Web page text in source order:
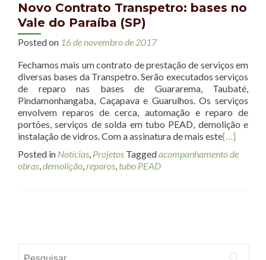
Novo Contrato Transpetro: bases no
Vale do Paraíba (SP)
Posted on 16 de novembro de 2017
Fechamos mais um contrato de prestação de serviços em
diversas bases da Transpetro. Serão executados serviços
de reparo nas bases de Guararema, Taubaté,
Pindamonhangaba, Caçapava e Guarulhos. Os serviços
envolvem reparos de cerca, automação e reparo de
portões, serviços de solda em tubo PEAD, demolição e
instalação de vidros. Com a assinatura de mais este[…]
Posted in Notícias, Projetos Taggedacompanhamento de
obras,demolição,reparos, tubo PEAD